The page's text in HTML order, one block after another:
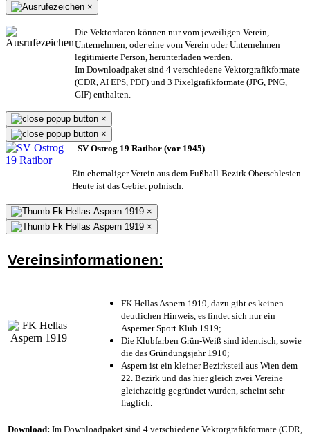
×
Die Vektordaten können nur vom jeweiligen Verein,
Unternehmen, oder eine vom Verein oder Unternehmen
legitimierte Person, herunterladen werden.
Im Downloadpaket sind 4 verschiedene Vektorgrafikformate
(CDR, AI EPS, PDF) und 3 Pixelgrafikformate (JPG, PNG,
GIF) enthalten.
×
×
SV Ostrog 19 Ratibor (vor 1945)
Ein ehemaliger Verein aus dem Fußball-Bezirk Oberschlesien.
Heute ist das Gebiet polnisch.
×
×
Vereinsinformationen:
FK Hellas Aspern 1919, dazu gibt es keinen
deutlichen Hinweis, es findet sich nur ein
Asperner Sport Klub 1919;
Die Klubfarben Grün-Weiß sind identisch, sowie
die das Gründungsjahr 1910;
Aspern ist ein kleiner Bezirksteil aus Wien dem
22. Bezirk und das hier gleich zwei Vereine
gleichzeitig gegründet wurden, scheint sehr
fraglich.
Download: Im Downloadpaket sind 4 verschiedene Vektorgrafikformate (CDR,